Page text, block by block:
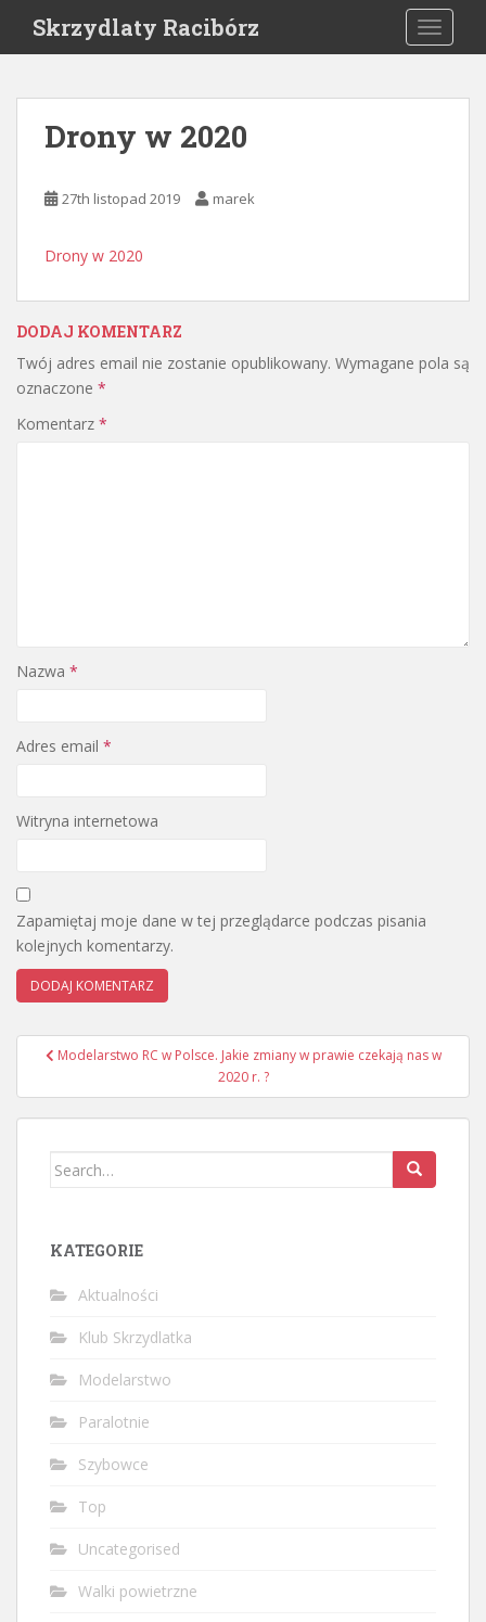
i
Skrzydlaty Racibórz
Drony w 2020
27th listopad 2019 marek
Drony w 2020
DODAJ KOMENTARZ
Twój adres email nie zostanie opublikowany. Wymagane pola są
oznaczone *
Komentarz *
Nazwa *
Adres email *
Witryna internetowa
Zapamiętaj moje dane w tej przeglądarce podczas pisania
kolejnych komentarzy.
Nawigacja
Modelarstwo RC w Polsce. Jakie zmiany w prawie czekają nas w
2020 r. ?
Search
KATEGORIE
Aktualności
Klub Skrzydlatka
Modelarstwo
Paralotnie
Szybowce
Top
Uncategorised
Walki powietrzne